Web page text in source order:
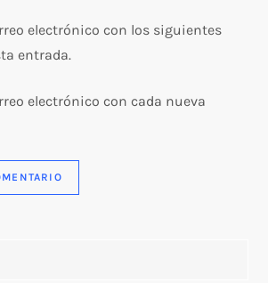
electrónico con los siguientes
entrada.
electrónico con cada nueva